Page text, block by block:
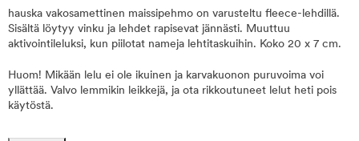
hauska vakosamettinen maissipehmo on varusteltu fleece-lehdillä.
Sisältä löytyy vinku ja lehdet rapisevat jännästi. Muuttuu
aktivointileluksi, kun piilotat nameja lehtitaskuihin. Koko 20 x 7 cm.
Huom! Mikään lelu ei ole ikuinen ja karvakuonon puruvoima voi
yllättää. Valvo lemmikin leikkejä, ja ota rikkoutuneet lelut heti pois
käytöstä.